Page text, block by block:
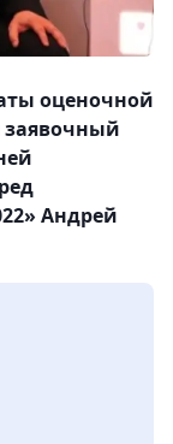
оценочной
Андрей